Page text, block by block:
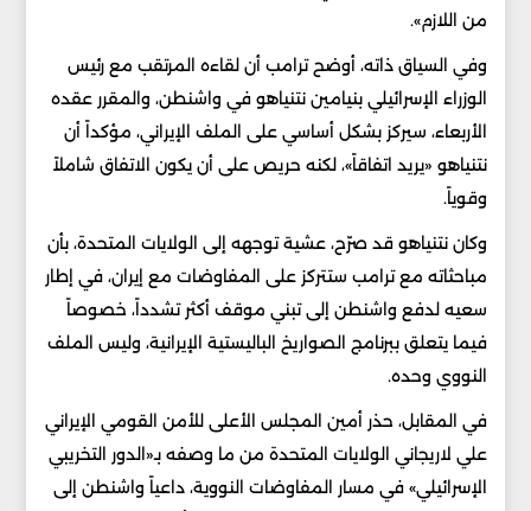
من اللازم».
وفي السياق ذاته، أوضح ترامب أن لقاءه المرتقب مع رئيس
الوزراء الإسرائيلي بنيامين نتنياهو في واشنطن، والمقرر عقده
الأربعاء، سيركز بشكل أساسي على الملف الإيراني، مؤكداً أن
نتنياهو «يريد اتفاقاً»، لكنه حريص على أن يكون الاتفاق شاملاً
وقوياً.
وكان نتنياهو قد صرّح، عشية توجهه إلى الولايات المتحدة، بأن
مباحثاته مع ترامب ستتركز على المفاوضات مع إيران، في إطار
سعيه لدفع واشنطن إلى تبني موقف أكثر تشدداً، خصوصاً
فيما يتعلق ببرنامج الصواريخ الباليستية الإيرانية، وليس الملف
النووي وحده.
في المقابل، حذر أمين المجلس الأعلى للأمن القومي الإيراني
علي لاريجاني الولايات المتحدة من ما وصفه بـ«الدور التخريبي
الإسرائيلي» في مسار المفاوضات النووية، داعياً واشنطن إلى